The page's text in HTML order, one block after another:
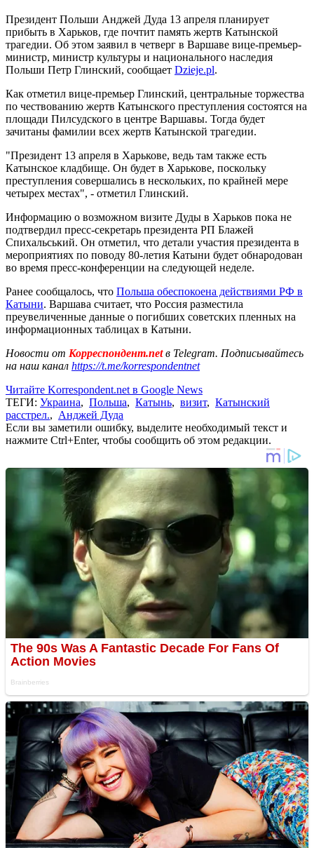
Президент Польши Анджей Дуда 13 апреля планирует
прибыть в Харьков, где почтит память жертв Катынской
трагедии. Об этом заявил в четверг в Варшаве вице-премьер-
министр, министр культуры и национального наследия
Польши Петр Глинский, сообщает Dzieje.pl.
Как отметил вице-премьер Глинский, центральные торжества
по чествованию жертв Катынского преступления состоятся на
площади Пилсудского в центре Варшавы. Тогда будет
зачитаны фамилии всех жертв Катынской трагедии.
"Президент 13 апреля в Харькове, ведь там также есть
Катынское кладбище. Он будет в Харькове, поскольку
преступления совершались в нескольких, по крайней мере
четырех местах", - отметил Глинский.
Информацию о возможном визите Дуды в Харьков пока не
подтвердил пресс-секретарь президента РП Блажей
Спихальський. Он отметил, что детали участия президента в
мероприятиях по поводу 80-летия Катыни будет обнародован
во время пресс-конференции на следующей неделе.
Ранее сообщалось, что Польша обеспокоена действиями РФ в
Катыни. Варшава считает, что Россия разместила
преувеличенные данные о погибших советских пленных на
информационных таблицах в Катыни.
Новости от Корреспондент.netв Telegram. Подписывайтесь
на наш канал https://t.me/korrespondentnet
Читайте Korrespondent.net в Google News
ТЕГИ: Украина, Польша, Катынь, визит, Катынский
расстрел., Анджей Дуда
Если вы заметили ошибку, выделите необходимый текст и
нажмите Ctrl+Enter, чтобы сообщить об этом редакции.